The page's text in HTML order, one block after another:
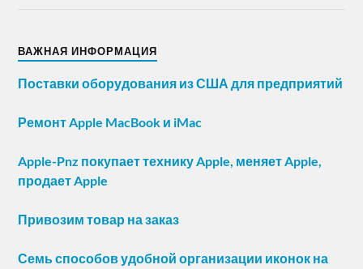
ВАЖНАЯ ИНФОРМАЦИЯ
Поставки оборудования из США для предприятий
Ремонт Apple MacBook и iMac
Apple-Pnz покупает технику Apple, меняет Apple,
продает Apple
Привозим товар на заказ
Семь способов удобной организации иконок на